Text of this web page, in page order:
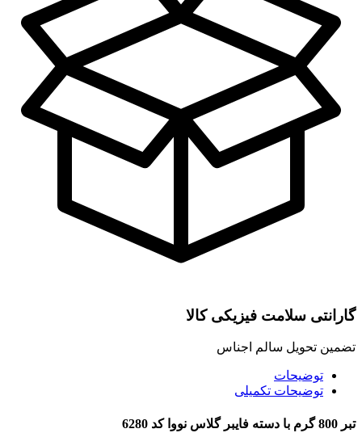
گارانتی سلامت فیزیکی کالا
تضمین تحویل سالم اجناس
توضیحات
توضیحات تکمیلی
تبر 800 گرم با دسته فایبر گلاس نووا کد 6280